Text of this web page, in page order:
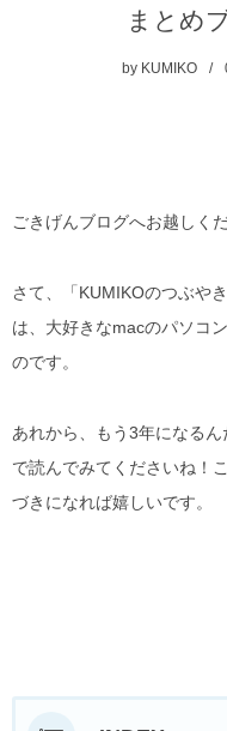
まとめ
by KUMIKO
ごきげんブログへお越しく
さて、「KUMIKOのつぶや
は、大好きなmacのパソコ
のです。
あれから、もう3年になる
で読んでみてくださいね！
づきになれば嬉しいです。